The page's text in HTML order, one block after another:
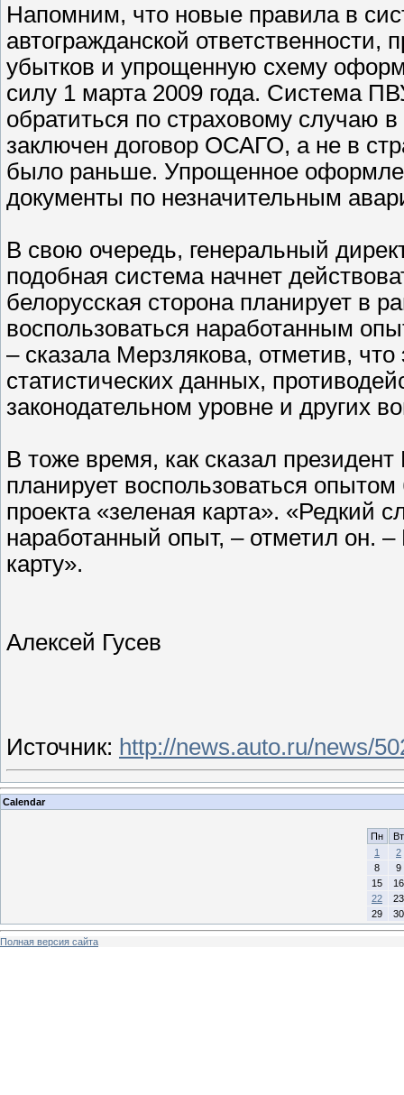
Напомним, что новые правила в
автогражданской
убытков и упрощенную схему
силу 1 марта 2009 года. Система
обратиться по страховому случаю
заключен договор ОСАГО, а не в
было раньше. Упрощенное
документы по незначительным
В свою очередь, генеральный
подобная система начнет
белорусская сторона планирует в
воспользоваться наработанным
– сказала Мерзлякова, отметив,
статистических данных,
законодательном уровне и других
В тоже время, как сказал
планирует воспользоваться
проекта «зеленая карта». «Редкий
наработанный опыт, – отметил он.
карту».
Алексей Гусев
Источник: http://news.auto.ru/news/
Calendar
Пн
Вт
1
2
8
9
15
16
22
23
29
30
Полная версия сайта